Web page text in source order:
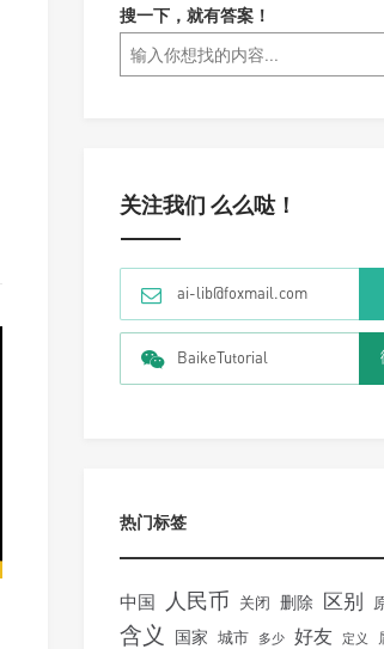
搜一下，就有答案！
关注我们 么么哒！
ai-lib@foxmail.com
BaikeTutorial
热门标签
中国 人民币 关闭 删除 区别
含义 国家 城市 多少 好友 定义